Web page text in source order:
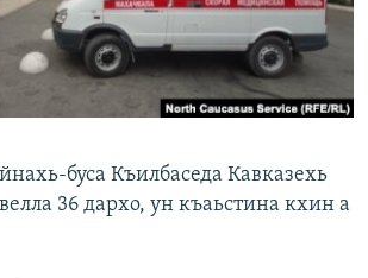
буса Къилбаседа Кавказехь
36 дархо, ун къаьстина кхин а